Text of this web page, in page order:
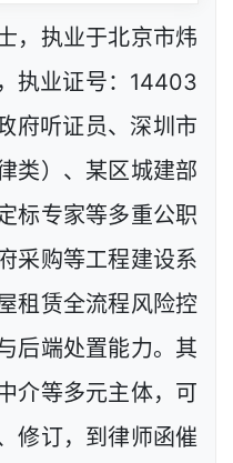
，执业于北京市炜
执业证号：14403
府听证员、深圳市
类）、某区城建部
标专家等多重公职
采购等工程建设系
租赁全流程风险控
后端处置能力。其
介等多元主体，可
修订，到律师函催